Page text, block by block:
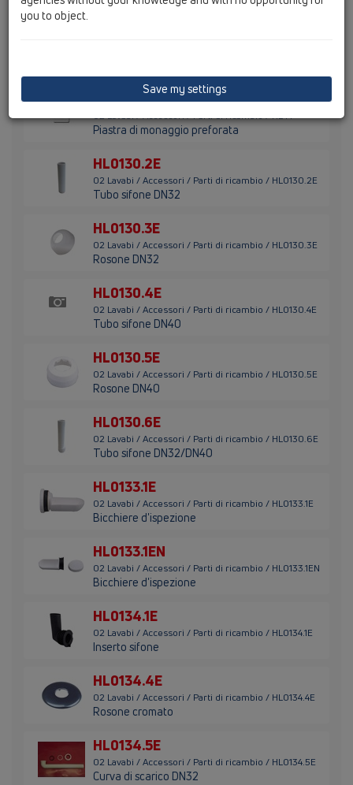
HL44
02 Lavabi / Accessori / Parti di ricambio / HL44
Piastra di monaggio preforata
HL0130.2E
02 Lavabi / Accessori / Parti di ricambio / HL0130.2E
Tubo sifone DN32
HL0130.3E
02 Lavabi / Accessori / Parti di ricambio / HL0130.3E
Rosone DN32
HL0130.4E
02 Lavabi / Accessori / Parti di ricambio / HL0130.4E
Tubo sifone DN40
HL0130.5E
02 Lavabi / Accessori / Parti di ricambio / HL0130.5E
Rosone DN40
HL0130.6E
02 Lavabi / Accessori / Parti di ricambio / HL0130.6E
Tubo sifone DN32/DN40
HL0133.1E
02 Lavabi / Accessori / Parti di ricambio / HL0133.1E
Bicchiere d'ispezione
HL0133.1EN
02 Lavabi / Accessori / Parti di ricambio / HL0133.1EN
Bicchiere d'ispezione
HL0134.1E
02 Lavabi / Accessori / Parti di ricambio / HL0134.1E
Inserto sifone
HL0134.4E
02 Lavabi / Accessori / Parti di ricambio / HL0134.4E
Rosone cromato
HL0134.5E
02 Lavabi / Accessori / Parti di ricambio / HL0134.5E
Curva di scarico DN32
you to object.
Save my settings